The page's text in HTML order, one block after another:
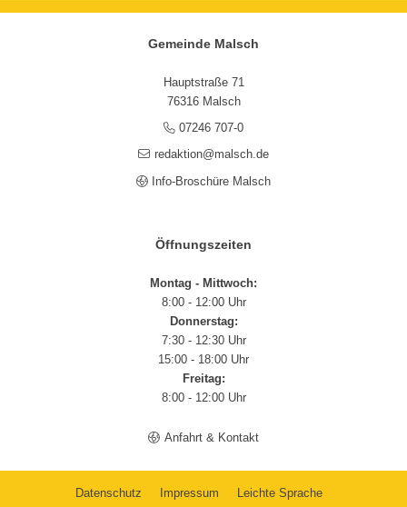
Gemeinde Malsch
Hauptstraße 71
76316 Malsch
07246 707-0
redaktion@malsch.de
Info-Broschüre Malsch
Öffnungszeiten
Montag - Mittwoch:
8:00 - 12:00 Uhr
Donnerstag:
7:30 - 12:30 Uhr
15:00 - 18:00 Uhr
Freitag:
8:00 - 12:00 Uhr
Anfahrt & Kontakt
Datenschutz Impressum Leichte Sprache